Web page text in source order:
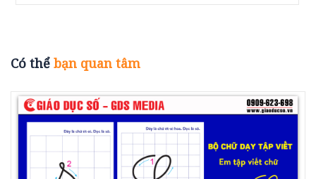
Có thể bạn quan tâm